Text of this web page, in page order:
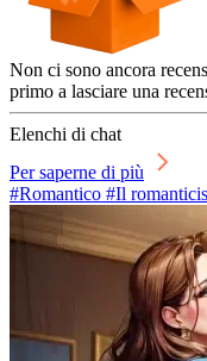
Non ci sono ancora
primo a lasciare una
Elenchi di chat
Per saperne di più
#Romantico #Il